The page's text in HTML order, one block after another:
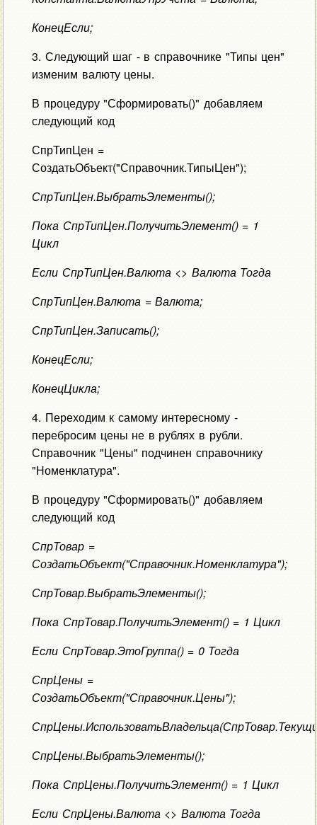
КонецЕсли;
3. Следующий шаг - в справочнике "Типы цен"
изменим валюту цены.
В процедуру "Сформировать()" добавляем
следующий код
СпрТипЦен =
СоздатьОбъект("Справочник.ТипыЦен");
СпрТипЦен.ВыбратьЭлементы();
Пока СпрТипЦен.ПолучитьЭлемент() = 1
Цикл
Если СпрТипЦен.Валюта <> Валюта Тогда
СпрТипЦен.Валюта = Валюта;
СпрТипЦен.Записать();
КонецЕсли;
КонецЦикла;
4. Переходим к самому интересному -
перебросим цены не в рублях в рубли.
Справочник "Цены" подчинен справочнику
"Номенклатура".
В процедуру "Сформировать()" добавляем
следующий код
СпрТовар =
СоздатьОбъект("Справочник.Номенклатура");
СпрТовар.ВыбратьЭлементы();
Пока СпрТовар.ПолучитьЭлемент() = 1 Цикл
Если СпрТовар.ЭтоГруппа() = 0 Тогда
СпрЦены =
СоздатьОбъект("Справочник.Цены");
СпрЦены.ВыбратьЭлементы();
Пока СпрЦены.ПолучитьЭлемент() = 1 Цикл
Если СпрЦены.Валюта <> Валюта Тогда